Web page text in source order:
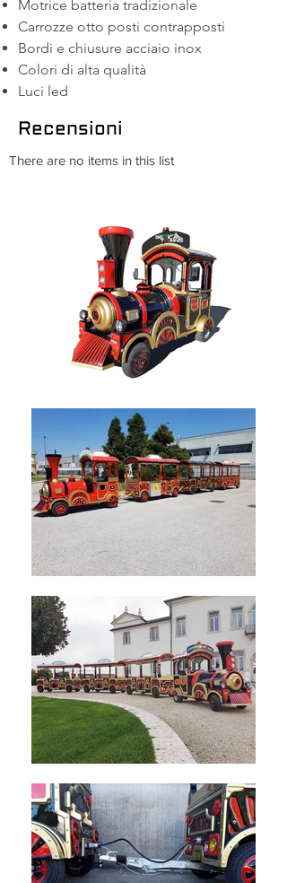
Motrice batteria tradizionale
Carrozze otto posti contrapposti
Bordi e chiusure acciaio inox
Colori di alta qualità
Luci led
Recensioni
There are no items in this list